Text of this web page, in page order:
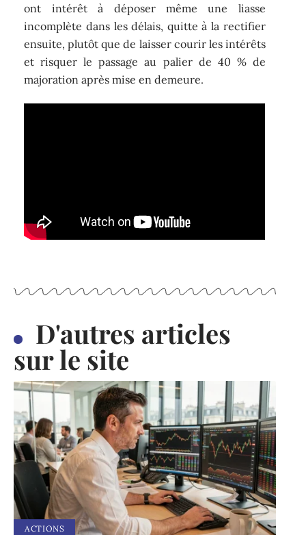
ont intérêt à déposer même une liasse
incomplète dans les délais, quitte à la rectifier
ensuite, plutôt que de laisser courir les intérêts
et risquer le passage au palier de 40 % de
majoration après mise en demeure.
D'autres articles
sur le site
ACTIONS